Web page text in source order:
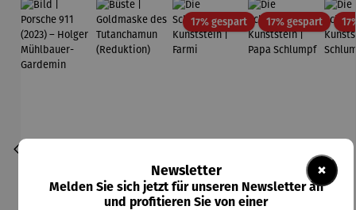
17% gespartRabatt17% gespartRabatt
×
Newsletter
Melden Sie sich jetzt für unseren Newsletter an
und profitieren Sie von einer